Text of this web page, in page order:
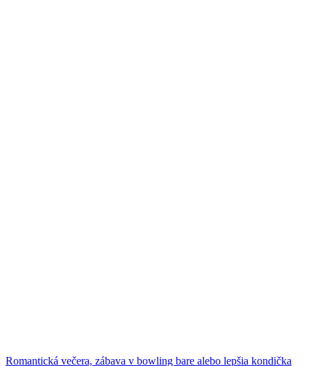
Romantická večera, zábava v bowling bare alebo lepšia kondička